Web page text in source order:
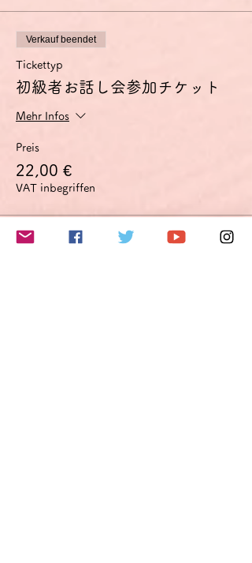
Verkauf beendet
Tickettyp
初級者お話し会参加チケット
Mehr Infos
Preis
22,00 €
VAT inbegriffen